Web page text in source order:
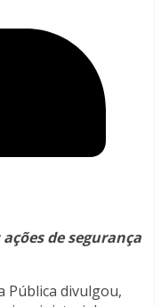
de segurança
Pública divulgou,